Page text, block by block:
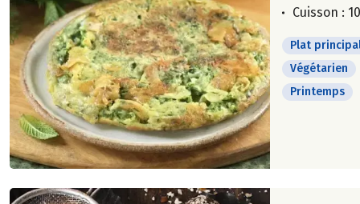
Cuisson :
Plat
Végétarien
Printemps